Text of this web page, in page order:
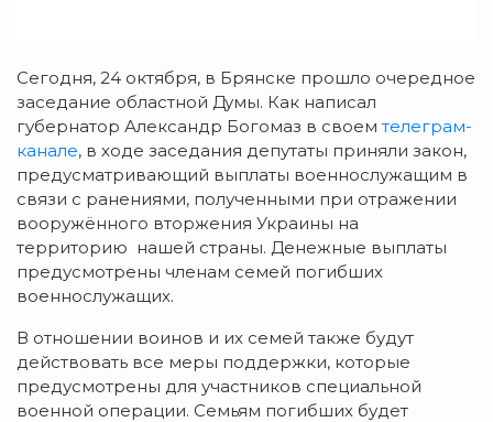
Сегодня, 24 октября, в Брянске прошло очередное
заседание областной Думы. Как написал
губернатор Александр Богомаз в своемтелеграм-
канале, в ходе заседания депутаты приняли закон,
предусматривающий выплаты военнослужащим в
связи с ранениями, полученными при отражении
вооружённого вторжения Украины на
территорию нашей страны. Денежные выплаты
предусмотрены членам семей погибших
военнослужащих.
В отношении воинов и их семей также будут
действовать все меры поддержки, которые
предусмотрены для участников специальной
военной операции. Семьям погибших будет